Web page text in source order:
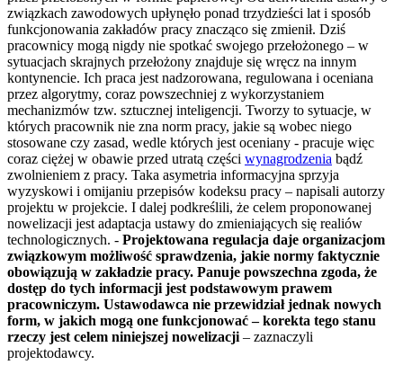
związkach zawodowych upłynęło ponad trzydzieści lat i sposób
funkcjonowania zakładów pracy znacząco się zmienił. Dziś
pracownicy mogą nigdy nie spotkać swojego przełożonego – w
sytuacjach skrajnych przełożony znajduje się wręcz na innym
kontynencie. Ich praca jest nadzorowana, regulowana i oceniana
przez algorytmy, coraz powszechniej z wykorzystaniem
mechanizmów tzw. sztucznej inteligencji. Tworzy to sytuacje, w
których pracownik nie zna norm pracy, jakie są wobec niego
stosowane czy zasad, wedle których jest oceniany - pracuje więc
coraz ciężej w obawie przed utratą części wynagrodzenia bądź
zwolnieniem z pracy. Taka asymetria informacyjna sprzyja
wyzyskowi i omijaniu przepisów kodeksu pracy – napisali autorzy
projektu w projekcie. I dalej podkreślili, że celem proponowanej
nowelizacji jest adaptacja ustawy do zmieniających się realiów
technologicznych. - Projektowana regulacja daje organizacjom
związkowym możliwość sprawdzenia, jakie normy faktycznie
obowiązują w zakładzie pracy. Panuje powszechna zgoda, że
dostęp do tych informacji jest podstawowym prawem
pracowniczym. Ustawodawca nie przewidział jednak nowych
form, w jakich mogą one funkcjonować – korekta tego stanu
rzeczy jest celem niniejszej nowelizacji – zaznaczyli
projektodawcy.